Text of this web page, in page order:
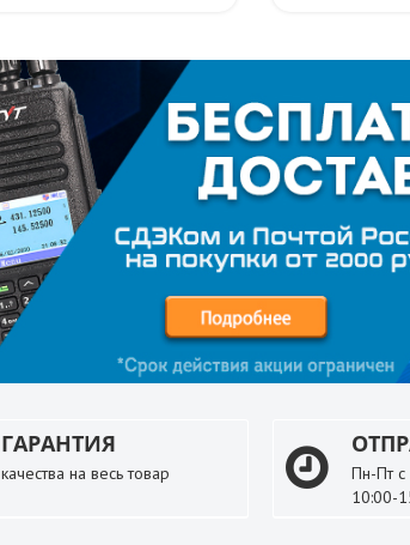
ГАРАНТИЯ
качества на весь товар
Пн-Пт
10:00-